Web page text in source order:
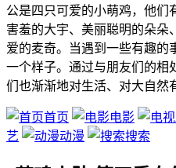
公是四只可爱的小萌鸡，他们
害羞的大宇、美丽聪明的朵朵
爱的麦奇。当遇到一些有趣的
一个样子。通过与朋友们的相
们也渐渐地对生活、对大自然
首页 电影
艺
动漫 搜索